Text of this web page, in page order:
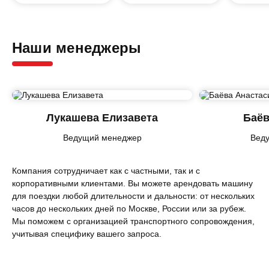
Наши менеджеры
Лукашева Елизавета
Ведущий менеджер
Компания сотрудничает как с частными, так и с
корпоративными клиентами. Вы можете арендовать машину
для поездки любой длительности и дальности: от нескольких
часов до нескольких дней по Москве, России или за рубеж.
Мы поможем с организацией транспортного сопровождения,
учитывая специфику вашего запроса.